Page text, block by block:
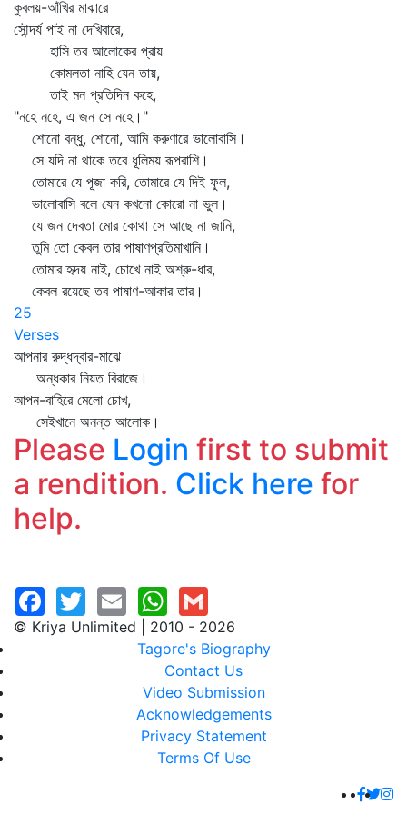
কুবলয়-আঁখির মাঝারে
সৌন্দর্য পাই না দেখিবারে,
হাসি তব আলোকের প্রায়
কোমলতা নাহি যেন তায়,
তাই মন প্রতিদিন কহে,
"নহে নহে, এ জন সে নহে।"
শোনো বন্ধু, শোনো, আমি করুণারে ভালোবাসি।
সে যদি না থাকে তবে ধূলিময় রূপরাশি।
তোমারে যে পূজা করি, তোমারে যে দিই ফুল,
ভালোবাসি বলে যেন কখনো কোরো না ভুল।
যে জন দেবতা মোর কোথা সে আছে না জানি,
তুমি তো কেবল তার পাষাণপ্রতিমাখানি।
তোমার হৃদয় নাই, চোখে নাই অশ্রু-ধার,
কেবল রয়েছে তব পাষাণ-আকার তার।
25
Verses
আপনার রুদ্ধদ্বার-মাঝে
অন্ধকার নিয়ত বিরাজে।
আপন-বাহিরে মেলো চোখ,
সেইখানে অনন্ত আলোক।
Please Login first to submit
a rendition. Click here for
help.
© Kriya Unlimited | 2010 - 2026
Tagore's Biography
Contact Us
Video Submission
Acknowledgements
Privacy Statement
Terms Of Use